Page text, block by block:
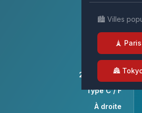
🏙️ Villes
🗼 Paris
🏯
UTC+1
+36
230v / 50Hz
Type C / F
À droite